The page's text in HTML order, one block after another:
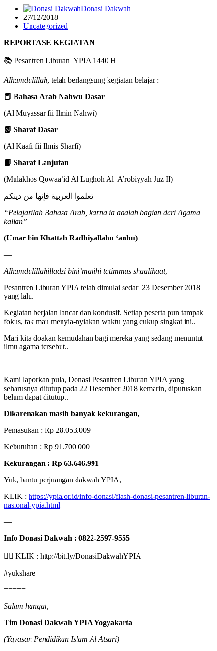
Donasi Dakwah
27/12/2018
Uncategorized
REPORTASE KEGIATAN
📚 Pesantren Liburan YPIA 1440 H
Alhamdulillah, telah berlangsung kegiatan belajar :
📕 Bahasa Arab Nahwu Dasar
(Al Muyassar fii Ilmin Nahwi)
📗 Sharaf Dasar
(Al Kaafi fii Ilmis Sharfi)
📘 Sharaf Lanjutan
(Mulakhos Qowaa’id Al Lughoh Al A’robiyyah Juz II)
تعلموا العربية فإنها من دينكم
“Pelajarilah Bahasa Arab, karna ia adalah bagian dari Agama
kalian”
(Umar bin Khattab Radhiyallahu ‘anhu)
—
Alhamdulillahilladzi bini’matihi tatimmus shaalihaat,
Pesantren Liburan YPIA telah dimulai sedari 23 Desember 2018
yang lalu.
Kegiatan berjalan lancar dan kondusif. Setiap peserta pun tampak
fokus, tak mau menyia-nyiakan waktu yang cukup singkat ini..
Mari kita doakan kemudahan bagi mereka yang sedang menuntut
ilmu agama tersebut..
—
Kami laporkan pula, Donasi Pesantren Liburan YPIA yang
seharusnya ditutup pada 22 Desember 2018 kemarin, diputuskan
belum dapat ditutup..
Dikarenakan masih banyak kekurangan,
Pemasukan : Rp 28.053.009
Kebutuhan : Rp 91.700.000
Kekurangan : Rp 63.646.991
Yuk, bantu perjuangan dakwah YPIA,
KLIK : https://ypia.or.id/info-donasi/flash-donasi-pesantren-liburan-
nasional-ypia.html
—
Info Donasi Dakwah : 0822-2597-9555
👉🏻 KLIK : http://bit.ly/DonasiDakwahYPIA
#yukshare
=====
Salam hangat,
Tim Donasi Dakwah YPIA Yogyakarta
(Yayasan Pendidikan Islam Al Atsari)